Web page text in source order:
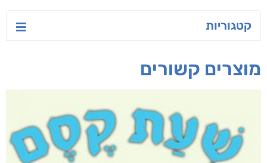
קטגוריות
מוצרים קשורים